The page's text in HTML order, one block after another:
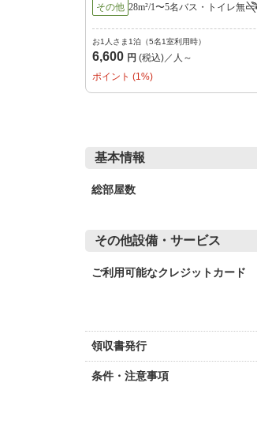
その他 28m²/1〜5名バス・トイレ無
お1人さま1泊（5名1室利用時）
6,600 円 (税込)／人～
ポイント (1%)
基本情報
総部屋数
その他設備・サービス
ご利用可能なクレジットカード
領収書発行
条件・注意事項